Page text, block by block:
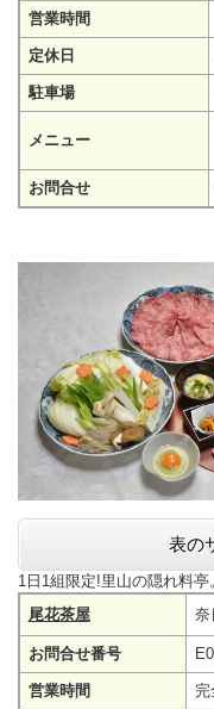
営業時間
定休日
駐車場
メニュー
お問合せ
表の
1日1組限定!里山の隠れ料亭
尾花茶屋
奈
お問合せ番号
営業時間 完